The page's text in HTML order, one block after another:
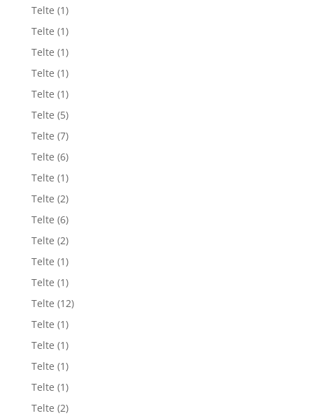
Telte (1)
Telte (1)
Telte (1)
Telte (1)
Telte (1)
Telte (5)
Telte (7)
Telte (6)
Telte (1)
Telte (2)
Telte (6)
Telte (2)
Telte (1)
Telte (1)
Telte (12)
Telte (1)
Telte (1)
Telte (1)
Telte (1)
Telte (2)